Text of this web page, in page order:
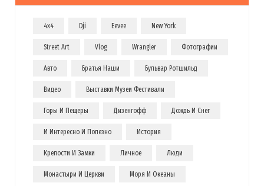
4x4 Dji Eevee New York
Street Art Vlog Wrangler Фотографии
Авто Братья Наши Бульвар Ротшильд
Видео Выставки Музеи Фестивали
Горы И Пещеры Дизенгофф Дождь И Снег
И Интересно И Полезно История
Крепости И Замки Личное Люди
Монастыри И Церкви Моря И Океаны